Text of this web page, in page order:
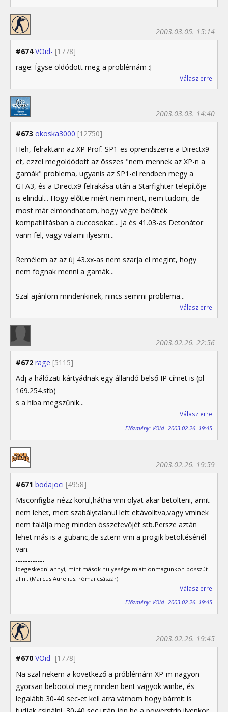
#674 VOid- [1778]
2003.03.05. 15:14
rage: Ígyse oldódott meg a problémám :[
Válasz erre
#673 okoska3000 [12750]
2003.03.03. 14:40
Heh, felraktam az XP Prof. SP1-es oprendszerre a Directx9-
et, ezzel megoldódott az összes "nem mennek az XP-n a
gamák" problema, ugyanis az SP1-el rendben megy a
GTA3, és a Directx9 felrakása után a Starfighter telepítője
is elindul... Hogy előtte miért nem ment, nem tudom, de
most már elmondhatom, hogy végre belőtték
kompatilitásban a cuccosokat... Ja és 41.03-as Detonátor
vann fel, vagy valami ilyesmi...
Remélem az az új 43.xx-as nem szarja el megint, hogy
nem fognak menni a gamák...
Szal ajánlom mindenkinek, nincs semmi problema...
Válasz erre
#672 rage [5115]
2003.02.26. 22:56
Adj a hálózati kártyádnak egy állandó belső IP címet is (pl
169.254.stb)
s a hiba megszűnik...
Válasz erre
Előzmény: VOid- 2003.02.26. 19:45
#671 bodajoci [4958]
2003.02.26. 19:59
Msconfigba nézz körül,hátha vmi olyat akar betölteni, amit
nem lehet, mert szabálytalanul lett eltávolítva,vagy vminek
nem találja meg minden összetevőjét stb.Persze aztán
lehet más is a gubanc,de sztem vmi a progik betöltésénél
van.
Idegeskedni annyi, mint mások hülyesége miatt önmagunkon bosszút
állni. (Marcus Aurelius, római császár)
Válasz erre
Előzmény: VOid- 2003.02.26. 19:45
#670 VOid- [1778]
2003.02.26. 19:45
Na szal nekem a következő a próblémám XP-m nagyon
gyorsan bebootol meg minden bent vagyok winbe, és
legalább 30-40 sec-et kell arra várnom hogy bármit is